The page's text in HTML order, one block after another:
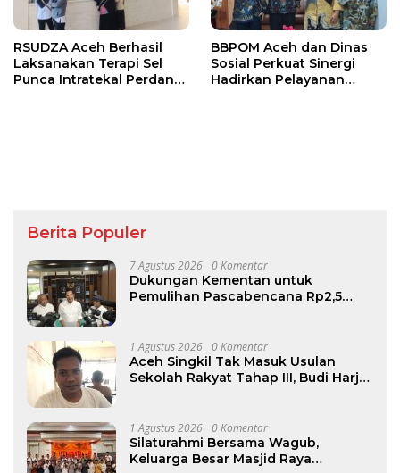
RSUDZA Aceh Berhasil
Laksanakan Terapi Sel
Punca Intratekal Perdana
BBPOM Aceh dan Dinas
Sosial Perkuat Sinergi
Hadirkan Pelayanan
Berita Populer
7 Agustus 2026 0 Komentar
Dukungan Kementan untuk
Pemulihan Pascabencana Rp2,5
1 Agustus 2026 0 Komentar
Aceh Singkil Tak Masuk Usulan
Sekolah Rakyat Tahap III, Budi Harjo
1 Agustus 2026 0 Komentar
Silaturahmi Bersama Wagub,
Keluarga Besar Masjid Raya